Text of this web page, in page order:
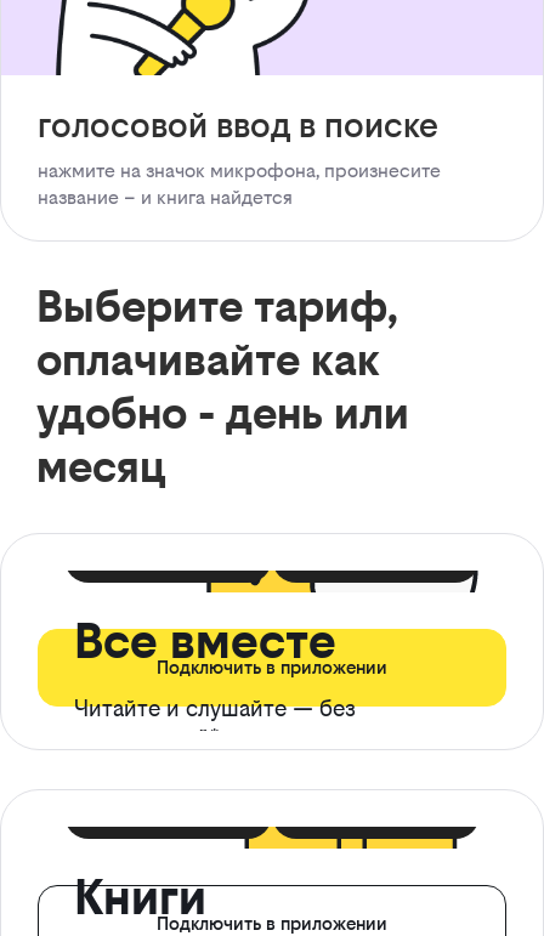
голосовой ввод в поиске
нажмите на значок микрофона, произнесите
название – и книга найдется
Выберите тариф,
оплачивайте как
удобно - день или
месяц
Все вместе
Читайте и слушайте — без
ограничений*
Подключить в приложении
КнигиПодключить в приложении